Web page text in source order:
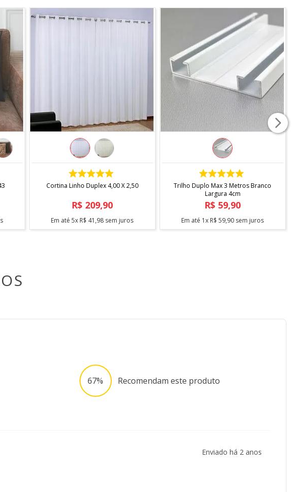
COMPRAR
Cortina Linho Duplex 4,00 X 2,50
R$ 209,90
Em até5x R$ 41,98 sem juros
COMPRAR
Trilho Duplo Max 3 Metros Branco
Largura 4cm
R$ 59,90
Em até 1x R$ 59,90 sem juros
67% Recomendam este produto
Enviado há 2 anos